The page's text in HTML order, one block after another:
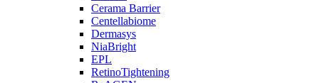
Cerama Barrier
Centellabiome
Dermasys
NiaBright
EPL
RetinoTightening